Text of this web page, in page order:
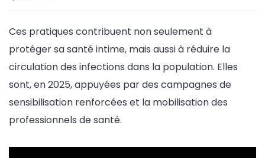
Ces pratiques contribuent non seulement à
protéger sa santé intime, mais aussi à réduire la
circulation des infections dans la population. Elles
sont, en 2025, appuyées par des campagnes de
sensibilisation renforcées et la mobilisation des
professionnels de santé.